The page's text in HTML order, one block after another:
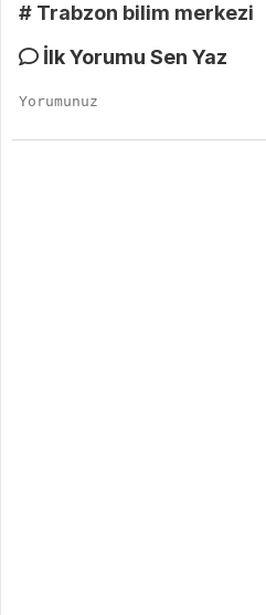
# Trabzon bilim merkezi
İlk Yorumu Sen Yaz